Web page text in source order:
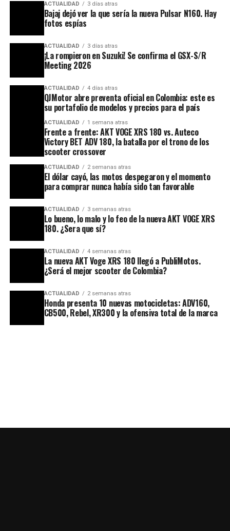
ACTUALIDAD 3 días atras
Bajaj dejó ver la que sería la nueva Pulsar N160. Hay
fotos espías
ACTUALIDAD 3 días atras
¡La rompieron en Suzuki! Se confirma el GSX-S/R
Meeting 2026
ACTUALIDAD 4 días atras
QJMotor abre preventa oficial en Colombia: este es
su portafolio de modelos y precios para el país
ACTUALIDAD 1 semana atras
Frente a frente: AKT VOGE XRS 180 vs. Auteco
Victory BET ADV 180, la batalla por el trono de los
scooter crossover
ACTUALIDAD 2 semanas atras
El dólar cayó, las motos despegaron y el momento
para comprar nunca había sido tan favorable
ACTUALIDAD 3 semanas atras
Lo bueno, lo malo y lo feo de la nueva AKT VOGE XRS
180. ¿Sera que sí?
ACTUALIDAD 4 semanas atras
La nueva AKT Voge XRS 180 llegó a PubliMotos.
¿Será el mejor scooter de Colombia?
ACTUALIDAD 2 semanas atras
Honda presenta 10 nuevas motocicletas: ADV160,
CB500, Rebel, XR300 y la ofensiva total de la marca